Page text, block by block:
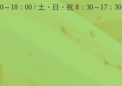
～18：00 / 土・日・祝 8：30～17：30